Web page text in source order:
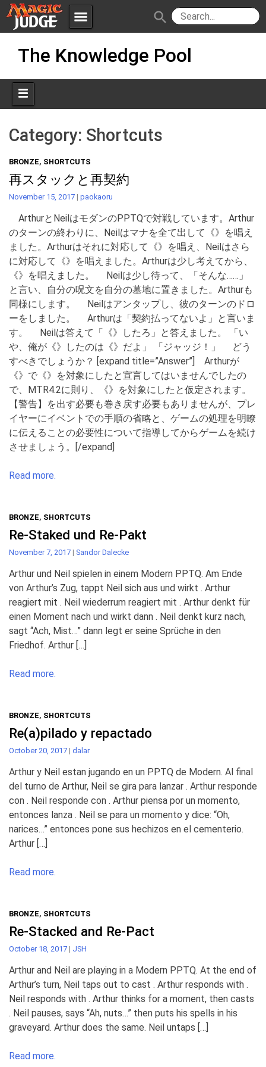
menu
Apps JudgeApps
Forum
Judges
Policies IPG
JAR
search
The Knowledge Pool
Category: Shortcuts
BRONZE, SHORTCUTS
再スタックと再契約
November 15, 2017 | paokaoru
ArthurとNeilはモダンのPPTQで対戦しています。Arthur
のターンの終わりに、Neilはマナを全て出して《》を唱え
ました。Arthurはそれに対応して《》を唱え、Neilはさら
に対応して《》を唱えました。Arthurは少し考えてから、
《》を唱えました。 Neilは少し待って、「そんな……」
と言い、自分の呪文を自分の墓地に置きました。Arthurも
同様にします。 Neilはアンタップし、彼のターンのドロ
ーをしました。 Arthurは「契約払ってないよ」と言いま
す。 Neilは答えて「《》したろ」と答えました。 「い
や、俺が《》したのは《》だよ」 「ジャッジ！」 どう
すべきでしょうか？ [expand title=”Answer”] Arthurが
《》で《》を対象にしたと宣言してはいませんでしたの
で、MTR4.2に則り、《》を対象にしたと仮定されます。
【警告】を出す必要も巻き戻す必要もありませんが、プレ
イヤーにイベントでの手順の省略と、ゲームの処理を明瞭
に伝えることの必要性について指導してからゲームを続け
させましょう。[/expand]
Read more.
BRONZE, SHORTCUTS
Re-Staked und Re-Pakt
November 7, 2017 | Sandor Dalecke
Arthur und Neil spielen in einem Modern PPTQ. Am Ende
von Arthur’s Zug, tappt Neil sich aus und wirkt . Arthur
reagiert mit . Neil wiederrum reagiert mit . Arthur denkt für
einen Moment nach und wirkt dann . Neil denkt kurz nach,
sagt “Ach, Mist…” dann legt er seine Sprüche in den
Friedhof. Arthur […]
Read more.
BRONZE, SHORTCUTS
Re(a)pilado y repactado
October 20, 2017 | dalar
Arthur y Neil estan jugando en un PPTQ de Modern. Al final
del turno de Arthur, Neil se gira para lanzar . Arthur responde
con . Neil responde con . Arthur piensa por un momento,
entonces lanza . Neil se para un momento y dice: “Oh,
narices…” entonces pone sus hechizos en el cementerio.
Arthur […]
Read more.
BRONZE, SHORTCUTS
Re-Stacked and Re-Pact
October 18, 2017 | JSH
Arthur and Neil are playing in a Modern PPTQ. At the end of
Arthur’s turn, Neil taps out to cast . Arthur responds with .
Neil responds with . Arthur thinks for a moment, then casts
. Neil pauses, says “Ah, nuts…” then puts his spells in his
graveyard. Arthur does the same. Neil untaps […]
Read more.